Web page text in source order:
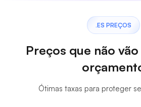
.ES PREÇOS
Preços que não
Ótimas taxas para proteger